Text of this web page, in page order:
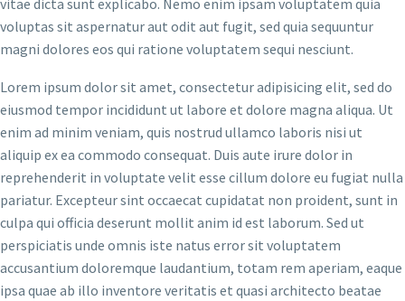
voluptas sit aspernatur aut odit aut fugit, sed quia sequuntur
magni dolores eos qui ratione voluptatem sequi nesciunt.
Lorem ipsum dolor sit amet, consectetur adipisicing elit, sed do
eiusmod tempor incididunt ut labore et dolore magna aliqua. Ut
enim ad minim veniam, quis nostrud ullamco laboris nisi ut
aliquip ex ea commodo consequat. Duis aute irure dolor in
reprehenderit in voluptate velit esse cillum dolore eu fugiat nulla
pariatur. Excepteur sint occaecat cupidatat non proident, sunt in
culpa qui officia deserunt mollit anim id est laborum. Sed ut
perspiciatis unde omnis iste natus error sit voluptatem
accusantium doloremque laudantium, totam rem aperiam, eaque
ipsa quae ab illo inventore veritatis et quasi architecto beatae